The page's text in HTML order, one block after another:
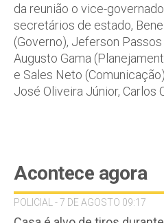
da reunião o vice-
secretários de estado,
(Governo), Jeferson
Augusto Gama
e Sales Neto
José Oliveira Júnior, Carlos
Acontece agora
POLICIAL - 7 DE AGOSTO 09:17